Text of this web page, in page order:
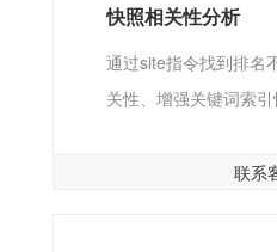
快照相关性分析
通过site指令找到排名
关性、增强关键词索
联系